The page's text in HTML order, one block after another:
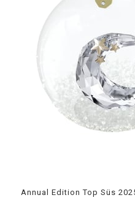
Annual Edition Top Süs 2025